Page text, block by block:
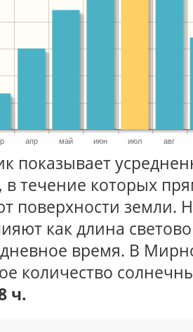
апр май июн июл авг
показывает
в течение которых
поверхности земли.
как длина
дневное время. В
количество
ч.